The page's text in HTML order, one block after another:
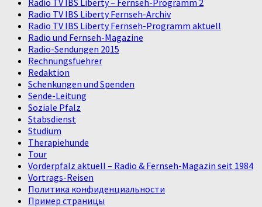
Radio TV IBS Liberty Fernseh-Archiv
Radio TV IBS Liberty Fernseh-Programm aktuell
Radio und Fernseh-Magazine
Radio-Sendungen 2015
Rechnungsfuehrer
Redaktion
Schenkungen und Spenden
Sende-Leitung
Soziale Pfalz
Stabsdienst
Studium
Therapiehunde
Tour
Vorderpfalz aktuell – Radio & Fernseh-Magazin seit 1984
Vortrags-Reisen
Политика конфиденциальности
Пример страницы